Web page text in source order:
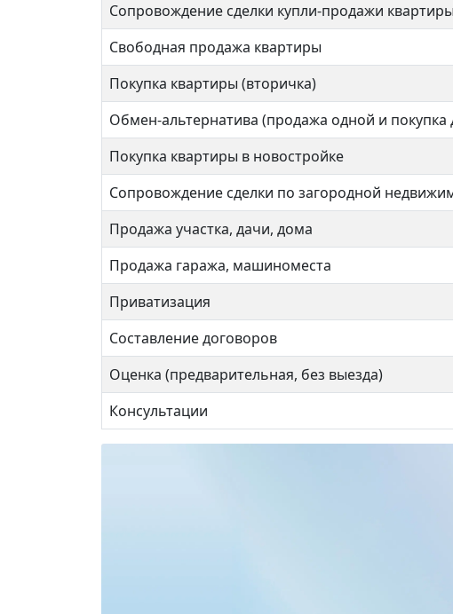
Сопровождение сделки купли-продажи квартиры
Свободная продажа квартиры
Покупка квартиры (вторичка)
Обмен-альтернатива (продажа одной и
Покупка квартиры в новостройке
Сопровождение сделки по загородной
Продажа участка, дачи, дома
Продажа гаража, машиноместа
Приватизация
Составление договоров
Оценка (предварительная, без выезда)
Консультации
КП
22 000